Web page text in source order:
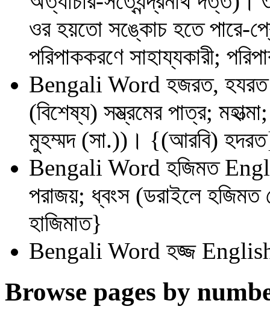
ওর হয়তো সঙ্কোচ হতে পারে-
পরিপাককরণে সাহায্যকারী;
Bengali Word হজরত,
(বিশেষ্য) সম্ভ্রমের পাত্র;
মুহম্মদ (সা.))। {(আরবি)
Bengali Word হজিমত
পরাজয়; ধ্বংস (ডরাইলে
হাজিমাত}
Bengali Word হজ্জ
Browse pages by